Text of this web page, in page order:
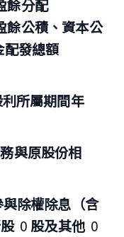
餘分配
餘公積、資本公
配發總額
所屬期間年
與原股份相
除權除息（含
0 股及其他 0